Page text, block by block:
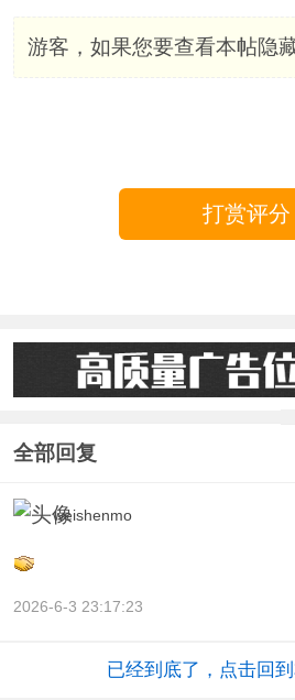
游客，如果您要查看本帖隐
打赏评分
全部回复
weishenmo
2026-6-3 23:17:23
已经到底了，点击回